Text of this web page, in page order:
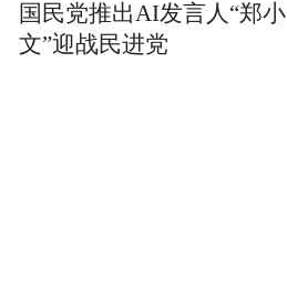
国民党推出AI发言人“郑小
文”迎战民进党